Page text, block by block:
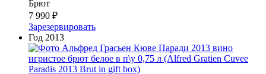
Брют
7 990 ₽
Зарезервировать
Год 2013